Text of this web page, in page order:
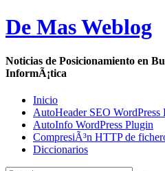
De Mas Weblog
Noticias de Posicionamiento en
InformÃ¡tica
Inicio
AutoHeader SEO WordPress
AutoInfo WordPress Plugin
CompresiÃ³n HTTP de
Diccionarios